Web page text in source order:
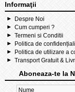
Informaţii
Despre Noi
Cum cumperi ?
Termeni si Conditii
Politica de
Politica de utilizare a
Transport Gratuit &
Aboneaza-te la